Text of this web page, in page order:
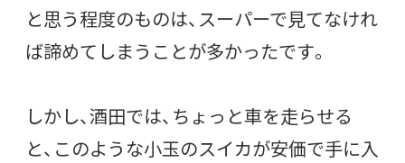
と思う程度のものは、スーパーで見てなけれ
ば諦めてしまうことが多かったです。
しかし、酒田では、ちょっと車を走らせる
と、このような小玉のスイカが安価で手に入